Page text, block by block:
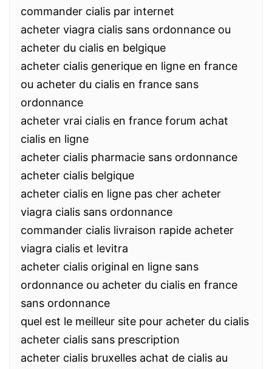
commander cialis par internet
acheter viagra cialis sans ordonnance ou
acheter du cialis en belgique
acheter cialis generique en ligne en france
ou acheter du cialis en france sans
ordonnance
acheter vrai cialis en france forum achat
cialis en ligne
acheter cialis pharmacie sans ordonnance
acheter cialis belgique
acheter cialis en ligne pas cher acheter
viagra cialis sans ordonnance
commander cialis livraison rapide acheter
viagra cialis et levitra
acheter cialis original en ligne sans
ordonnance ou acheter du cialis en france
sans ordonnance
quel est le meilleur site pour acheter du cialis
acheter cialis sans prescription
acheter cialis bruxelles achat de cialis au